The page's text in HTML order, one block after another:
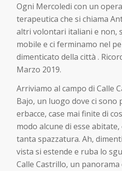
Ogni Mercoledi con un
terapeutica che si chiama
altri volontari italiani e non,
mobile e ci ferminamo nel
dimenticato della città .
Marzo 2019.
Arriviamo al campo di Calle
Bajo, un luogo dove ci sono
erbacce, case mai finite di
modo alcune di esse
tanta spazzatura. Ah,
vista si estende e ruba lo
Calle Castrillo, un panorama